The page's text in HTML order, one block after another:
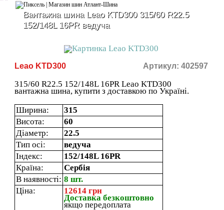
Вантажна шина Leao KTD300 315/60 R22.5
152/148L 16PR ведуча
Leao KTD300 Артикул: 402597
315/60 R22.5 152/148L 16PR Leao KTD300
вантажна шина, купити з доставкою по Україні.
Ширина:
315
Висота:
60
Діаметр:
22.5
Тип осі:
ведуча
Індекс:
152/148L 16PR
Країна:
Сербія
В наявності: 8 шт.
Ціна:
12614 грн
Доставка безкоштовно
якщо передоплата